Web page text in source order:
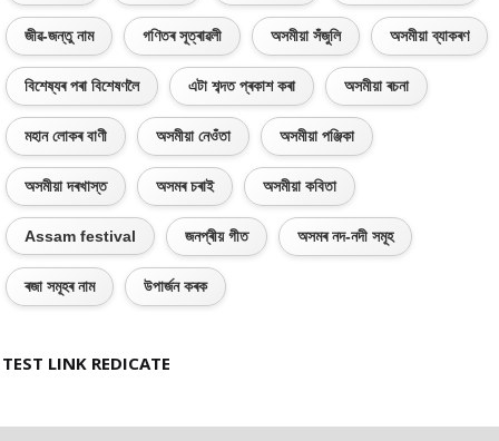
জীৱ-জন্তু নাম গণিতৰ সূত্ৰাৱলী অসমীয়া সঁজুলি অসমীয়া ব্যাকৰণ
বিশেষ্যৰ পৰা বিশেষণলৈ এটা শব্দত প্ৰকাশ কৰা অসমীয়া ৰচনা
মহান লোকৰ বাণী অসমীয়া নেওঁতা অসমীয়া পঞ্জিকা
অসমীয়া দৰখাস্ত অসমৰ চৰাই অসমীয়া কবিতা
Assam festival জনপ্ৰীয় গীত অসমৰ নদ-নদী সমূহ
ৰজা সমূহৰ নাম উপাৰ্জন কৰক
TEST LINK REDICATE